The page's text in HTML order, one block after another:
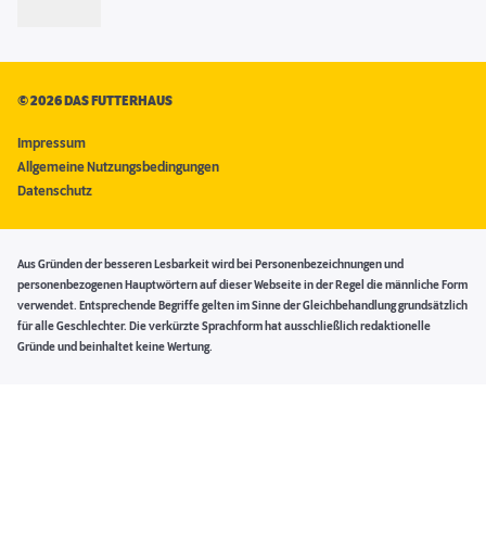
©2026 DAS FUTTERHAUS
Impressum
Allgemeine Nutzungsbedingungen
Datenschutz
Aus Gründen der besseren Lesbarkeit wird bei Personenbezeichnungen und
personenbezogenen Hauptwörtern auf dieser Webseite in der Regel die männliche Form
verwendet. Entsprechende Begriffe gelten im Sinne der Gleichbehandlung grundsätzlich
für alle Geschlechter. Die verkürzte Sprachform hat ausschließlich redaktionelle
Gründe und beinhaltet keine Wertung.